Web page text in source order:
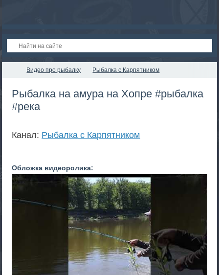
Видео про рыбалку Рыбалка с Карпятником
Рыбалка на амура на Хопре #рыбалка
#река
Канал: Рыбалка с Карпятником
Обложка видеоролика: